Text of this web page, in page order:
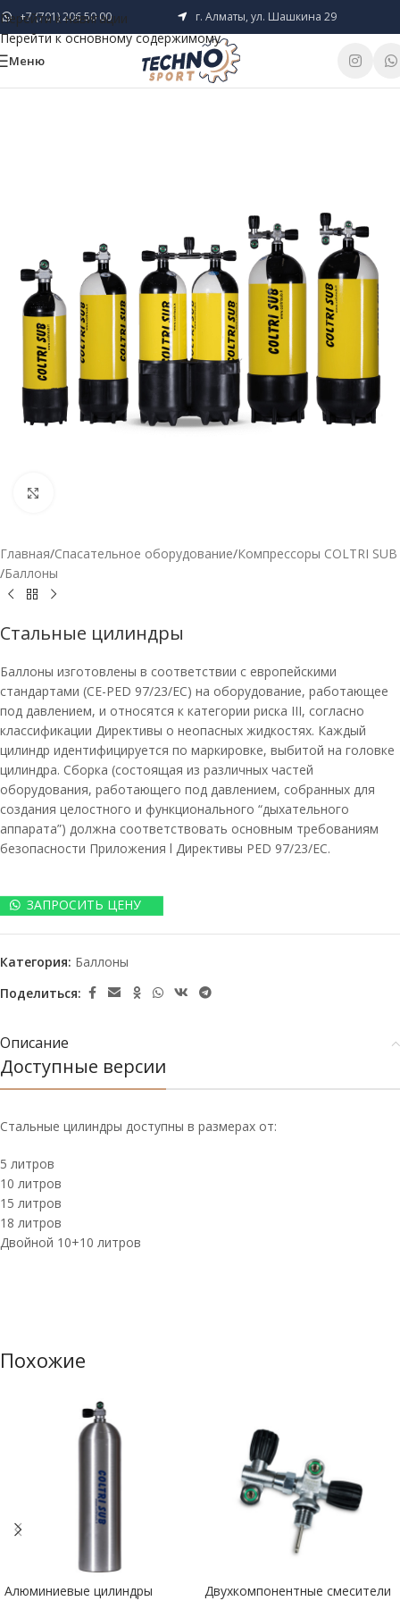
Перейти к навигации
Перейти к основному содержимому
+7 (701) 206 50 00 г. Алматы, ул. Шашкина 29
Меню
Главная/Спасательное оборудование/Компрессоры COLTRI SUB
/Баллоны
Стальные цилиндры
Баллоны изготовлены в соответствии с европейскими
стандартами (CE-PED 97/23/EC) на оборудование, работающее
под давлением, и относятся к категории риска III, согласно
классификации Директивы о неопасных жидкостях. Каждый
цилиндр идентифицируется по маркировке, выбитой на головке
цилиндра. Сборка (состоящая из различных частей
оборудования, работающего под давлением, собранных для
создания целостного и функционального “дыхательного
аппарата”) должна соответствовать основным требованиям
безопасности Приложения l Директивы PED 97/23/EC.
ЗАПРОСИТЬ ЦЕНУ
Категория: Баллоны
Поделиться:
Описание
Доступные версии
Стальные цилиндры доступны в размерах от:
5 литров
10 литров
15 литров
18 литров
Двойной 10+10 литров
Похожие
Алюминиевые цилиндры
Двухкомпонентные смесители